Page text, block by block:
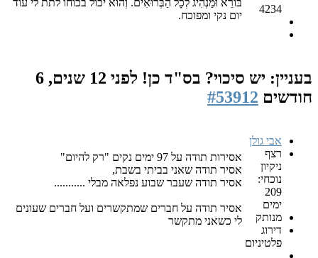
4234
בּוֹרֵא וּמַנְהִיג לְכָל הַבְּרוּאִים. וְהוּא יכול בכוחו לתת לי עוד
יום נקי ומפוכח.
בעניין: יש סיכוי? בס"ד כן!
לפני 12 שנים, 6
חודשים #53912
אבי גולן
רצף
ניקיון
נוכחי:
209
ימים
מנותק
דירוג
פלטיניום
אסירות תודה על 97 ימים נקים "רק להיום"
אסיר תודה שאני בביתי בשבת,
אסיר תודה שעבר שבוע נפלאה מבלי ...........
אסיר תודה על חברים שמתקשרים ועל חברים שעונים
לי כשאני מתקשר